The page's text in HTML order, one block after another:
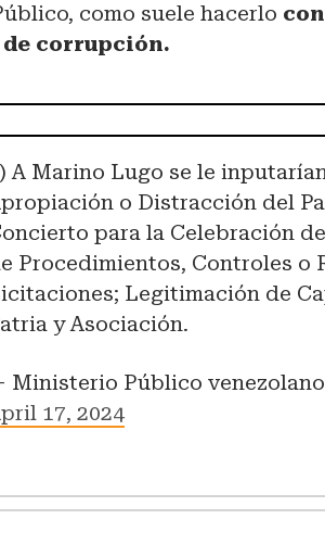
como suele hacerlo
de corrupción.
A Marino Lugo se le
o Distracción del
para la Celebración
Procedimientos, Controles o
Legitimación de
y Asociación.
Ministerio Público
17, 2024